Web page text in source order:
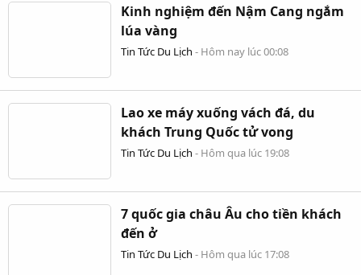
Kinh nghiệm đến Nậm Cang ngắm
lúa vàng
Tin Tức Du Lịch - Hôm nay lúc 00:08
Lao xe máy xuống vách đá, du
khách Trung Quốc tử vong
Tin Tức Du Lịch - Hôm qua lúc 19:08
7 quốc gia châu Âu cho tiền khách
đến ở
Tin Tức Du Lịch - Hôm qua lúc 17:08